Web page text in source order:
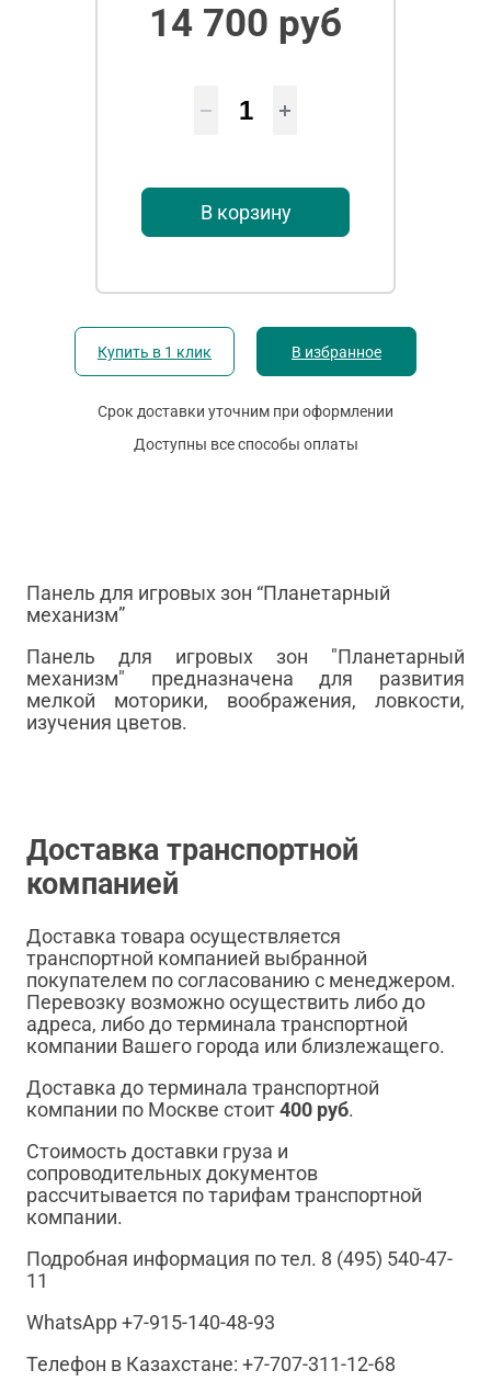
14 700 руб
В корзину
Купить в 1 клик В избранное
Срок доставки уточним при оформлении
Доступны все способы оплаты
Панель для игровых зон “Планетарный
механизм”
Панель для игровых зон "Планетарный
механизм" предназначена для развития
мелкой моторики, воображения, ловкости,
изучения цветов.
Доставка транспортной
компанией
Доставка товара осуществляется
транспортной компанией выбранной
покупателем по согласованию с менеджером.
Перевозку возможно осуществить либо до
адреса, либо до терминала транспортной
компании Вашего города или близлежащего.
Доставка до терминала транспортной
компании по Москве стоит400 руб.
Стоимость доставки груза и
сопроводительных документов
рассчитывается по тарифам транспортной
компании.
Подробная информация по тел. 8 (495) 540-47-
11
WhatsApp +7-915-140-48-93
Телефон в Казахстане: +7-707-311-12-68